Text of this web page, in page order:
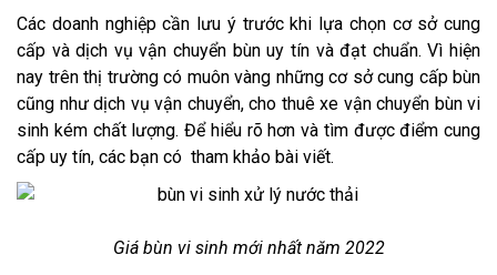
Các doanh nghiệp cần lưu ý trước khi lựa chọn cơ sở cung
cấp và dịch vụ vận chuyển bùn uy tín và đạt chuẩn. Vì hiện
nay trên thị trường có muôn vàng những cơ sở cung cấp bùn
cũng như dịch vụ vận chuyển, cho thuê xe vận chuyển bùn vi
sinh kém chất lượng. Để hiểu rõ hơn và tìm được điểm cung
cấp uy tín, các bạn có tham khảo bài viết.
Giá bùn vi sinh mới nhất năm 2022